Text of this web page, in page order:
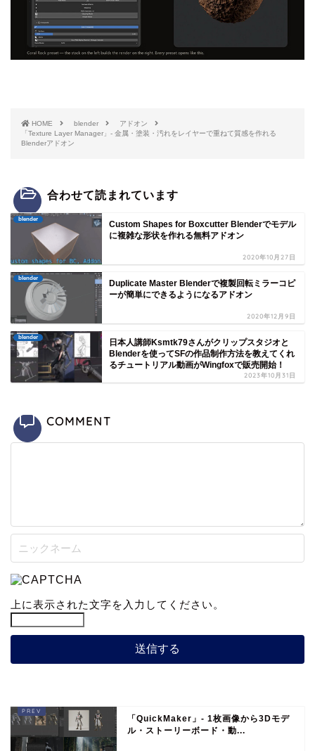
HOME blender
アドオン
「Texture Layer Manager」- 金属・塗装・汚れをレイヤーで重ねて質感を作れる
Blenderアドオン
合わせて読まれています
blender
Custom Shapes for Boxcutter Blenderでモデル
に複雑な形状を作れる無料アドオン
2020年10月27日
blender
Duplicate Master Blenderで複製回転ミラーコピ
ーが簡単にできるようになるアドオン
2020年12月9日
blender
日本人講師Ksmtk79さんがクリップスタジオと
Blenderを使ってSFの作品制作方法を教えてくれ
るチュートリアル動画がWingfoxで販売開始！
2023年10月31日
COMMENT
上に表示された文字を入力してください。
「QuickMaker」- 1枚画像から3Dモデ
ル・ストーリーボード・動...